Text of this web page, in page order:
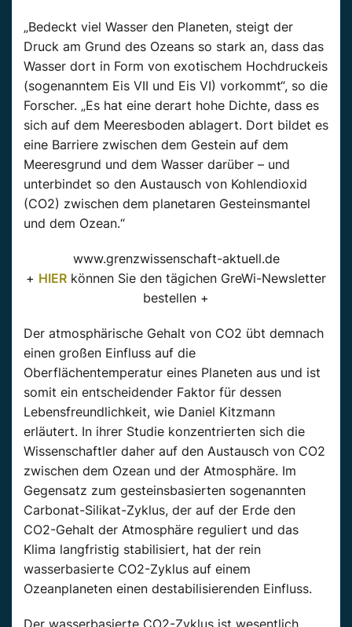
„Bedeckt viel Wasser den Planeten, steigt der
Druck am Grund des Ozeans so stark an, dass das
Wasser dort in Form von exotischem Hochdruckeis
(sogenanntem Eis VII und Eis VI) vorkommt“, so die
Forscher. „Es hat eine derart hohe Dichte, dass es
sich auf dem Meeresboden ablagert. Dort bildet es
eine Barriere zwischen dem Gestein auf dem
Meeresgrund und dem Wasser darüber – und
unterbindet so den Austausch von Kohlendioxid
(CO2) zwischen dem planetaren Gesteinsmantel
und dem Ozean.“
www.grenzwissenschaft-aktuell.de
+ HIER können Sie den tägichen GreWi-Newsletter
bestellen +
Der atmosphärische Gehalt von CO2 übt demnach
einen großen Einfluss auf die
Oberflächentemperatur eines Planeten aus und ist
somit ein entscheidender Faktor für dessen
Lebensfreundlichkeit, wie Daniel Kitzmann
erläutert. In ihrer Studie konzentrierten sich die
Wissenschaftler daher auf den Austausch von CO2
zwischen dem Ozean und der Atmosphäre. Im
Gegensatz zum gesteinsbasierten sogenannten
Carbonat-Silikat-Zyklus, der auf der Erde den
CO2-Gehalt der Atmosphäre reguliert und das
Klima langfristig stabilisiert, hat der rein
wasserbasierte CO2-Zyklus auf einem
Ozeanplaneten einen destabilisierenden Einfluss.
Der wasserbasierte CO2-Zyklus ist wesentlich